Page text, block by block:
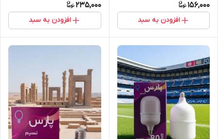
156,000
افزودن به سبد
235,000
افزودن به سبد